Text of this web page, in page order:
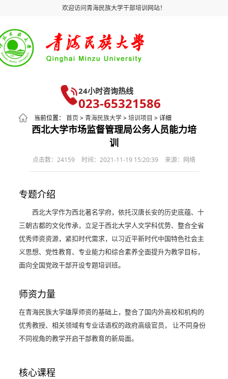
欢迎访问青海民族大学干部培训网站！
24小时咨询热线
023-65321586
当前位置： 首页>青海民族大学>培训项目 > 详细
西北大学市场监督管理局公务人员能力培
训
点击数：24159 时间：2021-11-19 15:20:39 来源：网络
专题介绍
西北大学作为西北著名学府，依托汉唐长安的历史底蕴、十
三朝古都的文化传承，立足于西北大学人文学科优势、整合全省
优秀师资资源，紧扣时代需求，以习近平新时代中国特色社会主
义思想、党性教育、专业能力和综合素养全面提升为教学目标，
面向全国党政干部开设专题培训班。
师资力量
在青海民族大学雄厚师资的基础上，整合了国内外高校和机构的
优秀教授、相关领域有专业话语权的政府高级官员， 让不同身份
不同视角的教学开启干部教育的新局面。
核心课程